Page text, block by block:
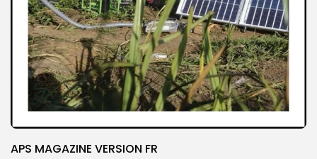
APS MAGAZINE VERSION FR